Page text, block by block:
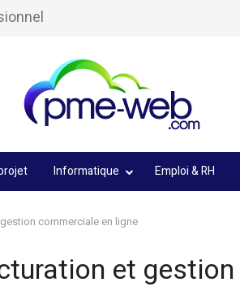
Informatique Emploi & RH
commerciale en ligne
et gestion